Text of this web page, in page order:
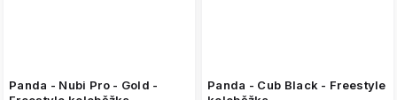
Panda - Nubi Pro - Gold -
Panda - Cub Black - Freestyle